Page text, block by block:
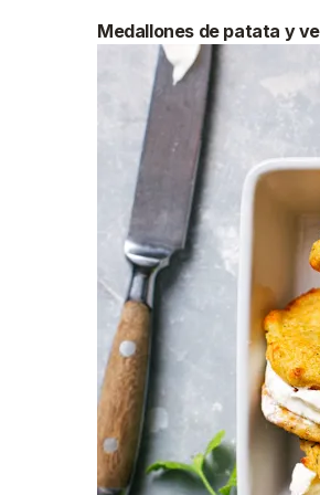
Medallones de patata y